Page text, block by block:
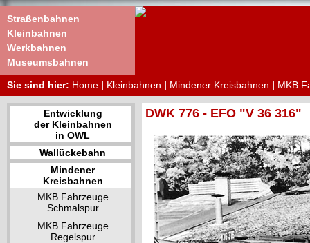
Straßenbahnen
Kleinbahnen
Werkbahnen
Museumsbahnen
Sie sind hier: Home | Kleinbahnen | Mindener Kreisbahnen | MKB
Entwicklung
der Kleinbahnen
in OWL
Wallückebahn
Mindener
Kreisbahnen
MKB Fahrzeuge
Schmalspur
MKB Fahrzeuge
Regelspur
DWK 776 - EFO "V 36 316"